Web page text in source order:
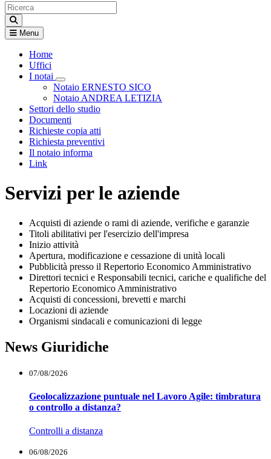
Menu
Home
Uffici
I notai
Visualizza menù di secondo livello
Notaio ERNESTO SICO
Notaio ANDREA LETIZIA
Settori dello studio
Documenti
Richieste copia atti
Richiesta preventivi
Il notaio informa
Link
Servizi per le aziende
Acquisti di aziende o rami di aziende, verifiche e garanzie
Titoli abilitativi per l'esercizio dell'impresa
Inizio attività
Apertura, modificazione e cessazione di unità locali
Pubblicità presso il Repertorio Economico Amministrativo
Direttori tecnici e Responsabili tecnici, cariche e qualifiche del
Repertorio Economico Amministrativo
Acquisti di concessioni, brevetti e marchi
Locazioni di aziende
Organismi sindacali e comunicazioni di legge
News Giuridiche
07/08/2026
Geolocalizzazione puntuale nel Lavoro Agile: timbratura
o controllo a distanza?
Controlli a distanza
06/08/2026